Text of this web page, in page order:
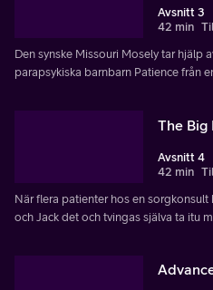
Avsnitt 3
42 min
Den synske Missouri Mosely tar hjälp
parapsykiska barnbarn Patience från
The Big
Avsnitt 4
42 min
När flera patienter hos en
och Jack det och tvingas själva ta itu